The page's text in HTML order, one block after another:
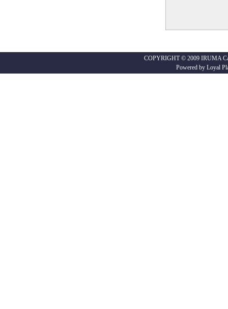
COPYRIGHT © 2009 IRUMA
Powered by Loyal